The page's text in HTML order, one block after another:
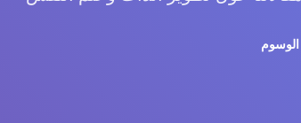
الوسوم